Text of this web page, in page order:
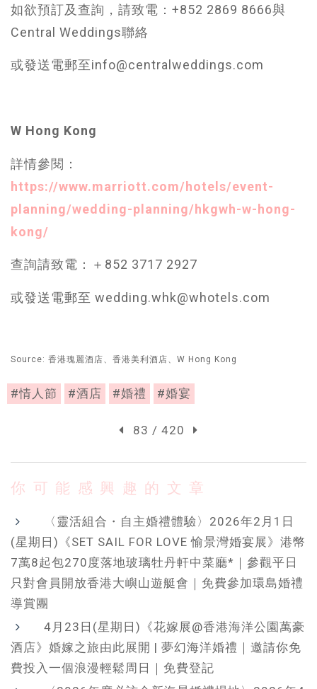
如欲預訂及查詢，請致電：+852 2869 8666與
Central Weddings聯絡
或發送電郵至info@centralweddings.com
W Hong Kong
詳情參閱：
https://www.marriott.com/hotels/event-
planning/wedding-planning/hkgwh-w-hong-
kong/
查詢請致電：＋852 3717 2927
或發送電郵至 wedding.whk@whotels.com
Source: 香港瑰麗酒店、香港美利酒店、W Hong Kong
#情人節 #酒店 #婚禮 #婚宴
83 / 420
你可能感興趣的文章
〈靈活組合・自主婚禮體驗〉2026年2月1日
(星期日)《SET SAIL FOR LOVE 愉景灣婚宴展》港幣
7萬8起包270度落地玻璃牡丹軒中菜廳*｜參觀平日
只對會員開放香港大嶼山遊艇會｜免費參加環島婚禮
導賞團
4月23日(星期日)《花嫁展@香港海洋公園萬豪
酒店》婚嫁之旅由此展開 | 夢幻海洋婚禮｜邀請你免
費投入一個浪漫輕鬆周日｜免費登記